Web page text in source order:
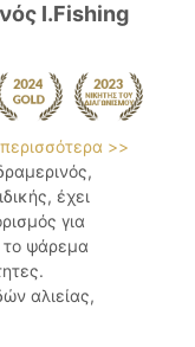
Ι.Fishing
>>
έχει
για
το ψάρεμα
αλιείας,